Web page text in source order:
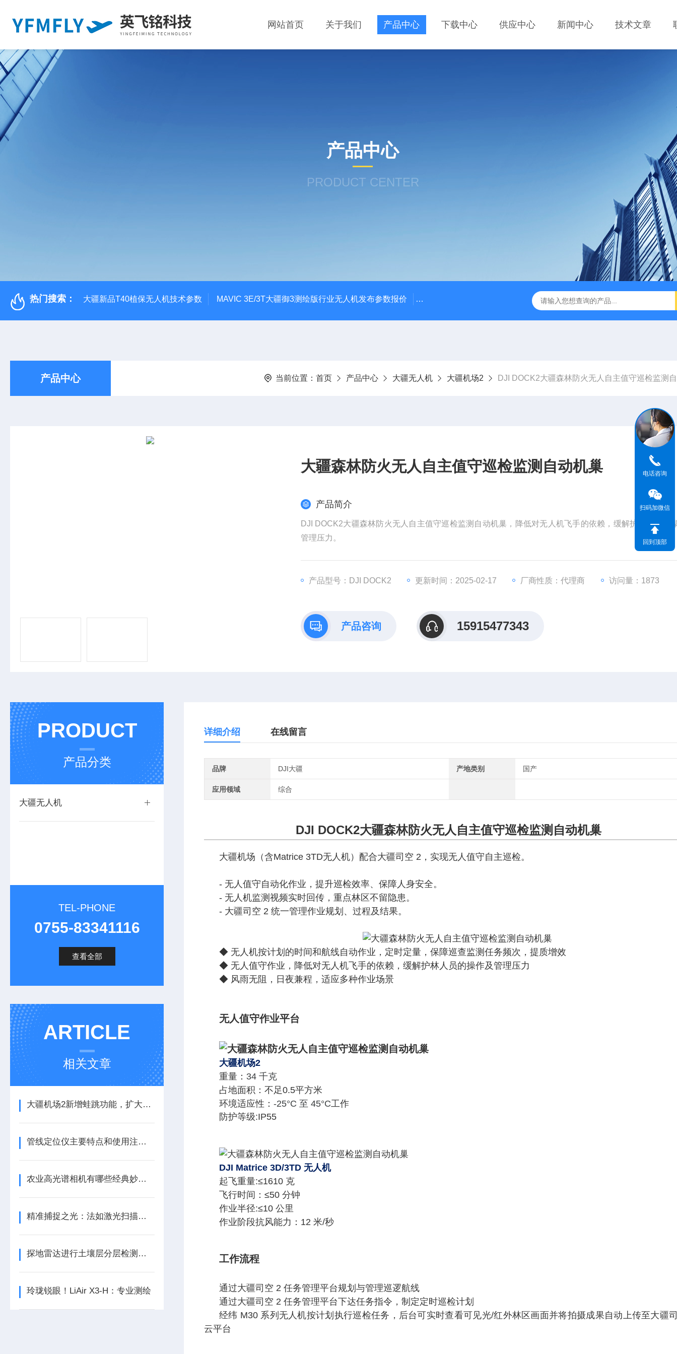
网站首页 关于我们 产品中心 下载中心 供应中心 新闻中心 技术文章
产品中心
PRODUCT CENTER
热门搜索： 大疆新品T40植保无人机技术参数 MAVIC 3E/3T大疆御3测绘版行业无人机发布参数报价 大疆升级版M350RTK行业无人机规格参数 Mavic 3T大疆热红外相
产品中心 当前位置： 首页 产品中心 大疆无人机 大疆机场2 DJI DOCK2大疆森林防火无人自主值守巡检监测
大疆森林防火无人自主值守巡检监测自动机巢
产品简介
DJI DOCK2大疆森林防火无人自主值守巡检监测自动机巢，降低对无人机飞手的依赖，缓解护林人员的
管理压力。
产品型号：DJI DOCK2 更新时间：2025-02-17 厂商性质：代理商 访问量：1873
产品咨询 15915477343
PRODUCT
产品分类
大疆无人机
TEL-PHONE
0755-83341116
查看全部
ARTICLE
相关文章
大疆机场2新增蛙跳功能，扩大巡检半径
管线定位仪主要特点和使用注意事项
农业高光谱相机有哪些经典妙用呢
精准捕捉之光：法如激光扫描仪的测量艺术
探地雷达进行土壤层分层检测和地质学分层/地平线映射
玲珑锐眼！LiAir X3-H：专业测绘
详细介绍 在线留言
品牌 DJI大疆 产地类别 国产
应用领域 综合
DJI DOCK2大疆森林防火无人自主值守巡检监测自动机巢
大疆机场（含Matrice 3TD无人机）配合大疆司空 2，实现无人值守自主巡检。
- 无人值守自动化作业，提升巡检效率、保障人身安全。
- 无人机监测视频实时回传，重点林区不留隐患。
- 大疆司空 2 统一管理作业规划、过程及结果。
◆ 无人机按计划的时间和航线自动作业，定时定量，保障巡查监测任务频次，提质增效
◆ 无人值守作业，降低对无人机飞手的依赖，缓解护林人员的操作及管理压力
◆ 风雨无阻，日夜兼程，适应多种作业场景
无人值守作业平台
大疆机场2
重量： 34 千克
占地面积：不足0.5平方‍米
环境适应性： -25°C 至 45°C工作
防护等级:IP55
DJI Matrice 3D/3TD 无人机
起飞重量:≤1610 克
飞行时间： ≤50 分‍钟
作业半径:≤10 公里
作业阶段抗风能力：12 米/秒
工作流程
通过大疆司空 2 任务管理平台规划与管理巡逻航线
通过大疆司空 2 任务管理平台下达任务指令，制定定时巡检计划
经纬 M30 系列无人机按计划执行巡检任务，后台可实时查看可见光/红外林区画面并将拍摄成果自动上传至大疆
云平台
电话咨询
扫码加微信
回到顶部